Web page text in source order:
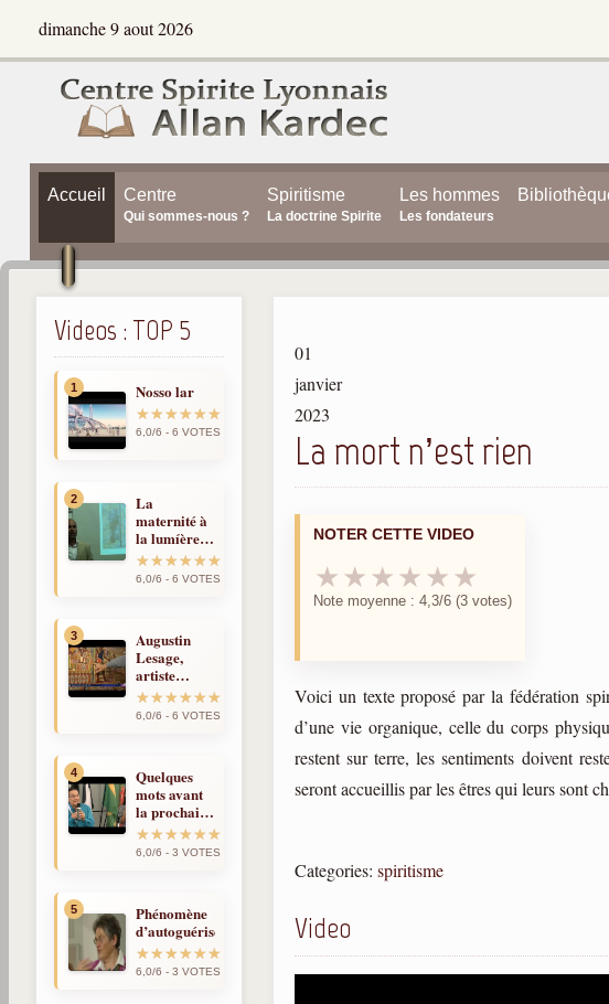
dimanche 9 aout 2026
Accueil Centre
Qui sommes-nous ?
Spiritisme
La doctrine Spirite
Les hommes
Les fondateurs
Videos : TOP 5
1 Nosso lar
6,0/6 - 6 VOTES
2
La
maternité à
la lumíère
de la
réincarnation
6,0/6 - 6 VOTES
3
Augustin
Lesage,
artiste
médium et
spirite
6,0/6 - 6 VOTES
4
Quelques
mots avant
la prochaine
fois
6,0/6 - 3 VOTES
5
Phénomène
d’autoguérison
6,0/6 - 3 VOTES
01
janvier
2023
La mort n’est rien
NOTER CETTE VIDEO
★ ★ ★ ★ ★ ★
Note moyenne : 4,3/6 (3 votes)
Voici un texte proposé par la fédération
d’une vie organique, celle du corps
restent sur terre, les sentiments doivent
seront accueillis par les êtres qui leurs sont
Categories:spiritisme
Video